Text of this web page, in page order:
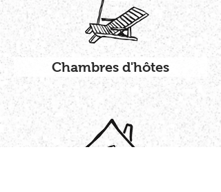
Chambres d'hôtes